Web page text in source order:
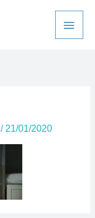
/ 21/01/2020